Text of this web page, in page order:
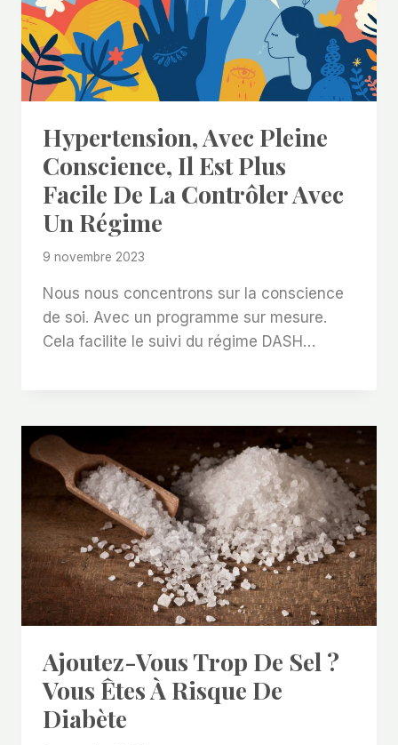
Hypertension, Avec Pleine
Conscience, Il Est Plus
Facile De La Contrôler Avec
Un Régime
9 novembre 2023
Nous nous concentrons sur la conscience
de soi. Avec un programme sur mesure.
Cela facilite le suivi du régime DASH…
Ajoutez-Vous Trop De Sel ?
Vous Êtes À Risque De
Diabète